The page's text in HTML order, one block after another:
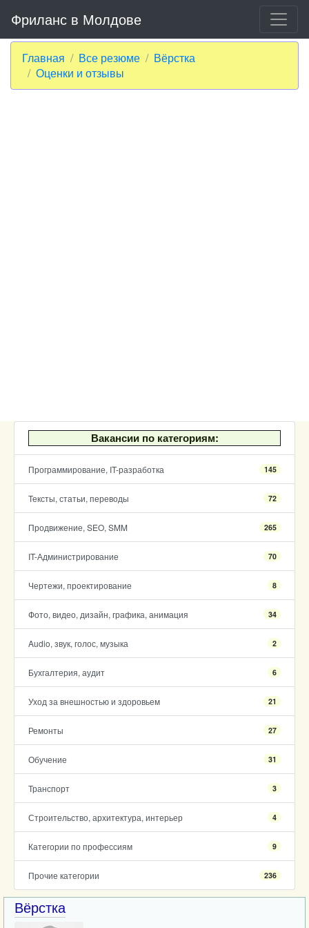
Фриланс в Молдове
Главная Все резюме
Вёрстка
Оценки и отзывы
Вакансии по категориям:
Программирование, IT-разработка 145
Тексты, статьи, переводы 72
Продвижение, SEO, SMM 265
IT-Администрирование 70
Чертежи, проектирование 8
Фото, видео, дизайн, графика, анимация 34
Audio, звук, голос, музыка 2
Бухгалтерия, аудит 6
Уход за внешностью и здоровьем 21
Ремонты 27
Обучение 31
Транспорт 3
Строительство, архитектура, интерьер 4
Категории по профессиям 9
Прочие категории 236
Вёрстка